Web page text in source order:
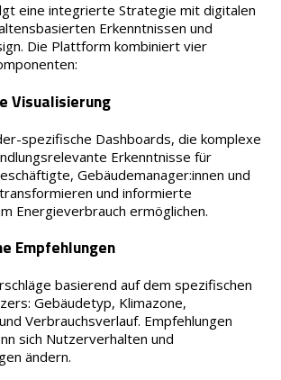
eine integrierte Strategie mit digitalen
Erkenntnissen und
Die Plattform kombiniert vier
Visualisierung
spezifische Dashboards, die komplexe
Erkenntnisse für
Gebäudemanager:innen und
und informierte
Energieverbrauch ermöglichen.
Empfehlungen
basierend auf dem spezifischen
Gebäudetyp, Klimazone,
Verbrauchsverlauf. Empfehlungen
sich Nutzerverhalten und
ändern.